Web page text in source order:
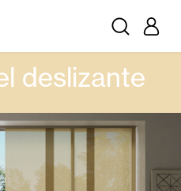
Y ESTORES
deslizante